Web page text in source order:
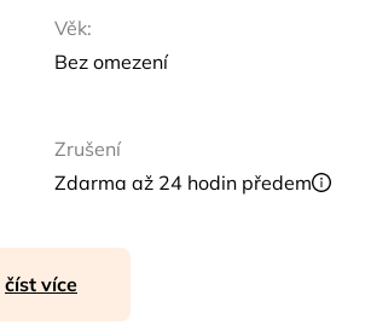
Věk:
Bez omezení
Zrušení
Zdarma až 24 hodin předem
číst více